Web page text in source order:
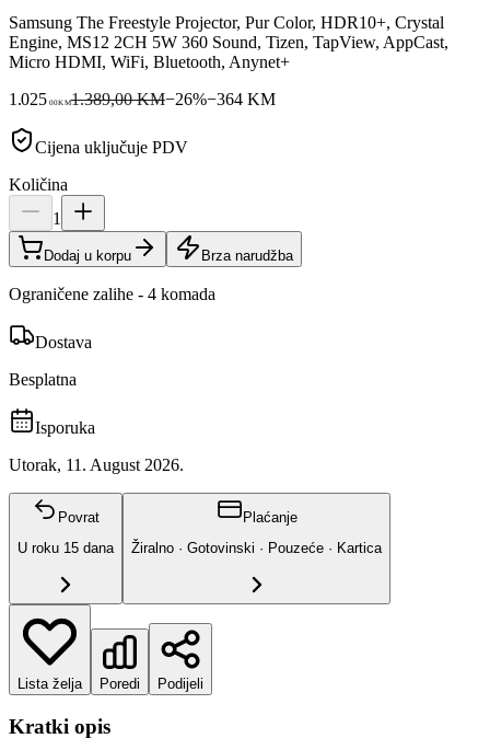
Samsung The Freestyle Projector, Pur Color, HDR10+, Crystal
Engine, MS12 2CH 5W 360 Sound, Tizen, TapView, AppCast,
Micro HDMI, WiFi, Bluetooth, Anynet+
1.025 00KM1.389,00 KM−26%−364KM
Cijena uključuje PDV
Količina
1
Dodaj u korpu Brza narudžba
Ograničene zalihe - 4 komada
Dostava
Besplatna
Isporuka
Utorak, 11. August 2026.
Povrat
U roku 15 dana
Plaćanje
Žiralno · Gotovinski · Pouzeće · Kartica
Lista želja Poredi Podijeli
Kratki opis